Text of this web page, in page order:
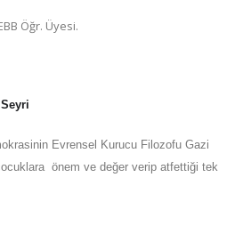
Öğr. Üyesi.
Evrensel Kurucu Filozofu Gazi
önem ve değer verip atfettiği tek